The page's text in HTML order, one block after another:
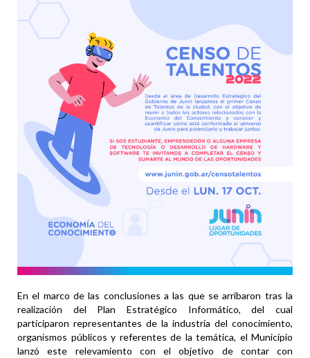
En el marco de las conclusiones a las que se arribaron tras la
realización del Plan Estratégico Informático, del cual
participaron representantes de la industria del conocimiento,
organismos públicos y referentes de la temática, el Municipio
lanzó este relevamiento con el objetivo de contar con